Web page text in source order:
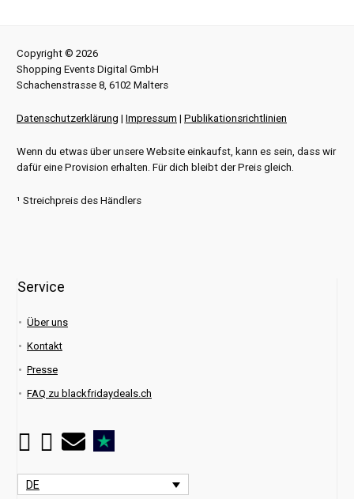
Copyright © 2026
Shopping Events Digital GmbH
Schachenstrasse 8, 6102 Malters
Datenschutzerklärung | Impressum | Publikationsrichtlinien
Wenn du etwas über unsere Website einkaufst, kann es sein, dass wir
dafür eine Provision erhalten. Für dich bleibt der Preis gleich.
¹ Streichpreis des Händlers
Service
Über uns
Kontakt
Presse
FAQ zu blackfridaydeals.ch
DE